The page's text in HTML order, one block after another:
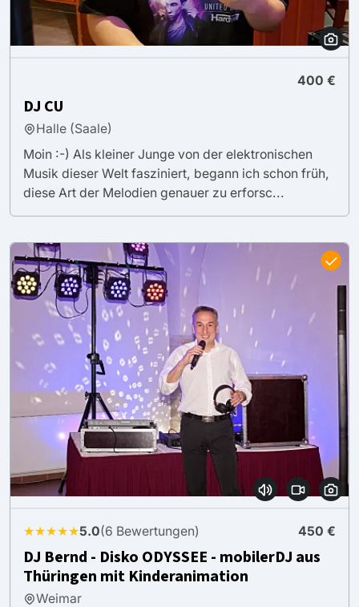
400 €
DJ CU
Halle (Saale)
Moin :-) Als kleiner Junge von der elektronischen
Musik dieser Welt fasziniert, begann ich schon früh,
diese Art der Melodien genauer zu erforsc...
★★★★★5.0(6 Bewertungen) 450 €
DJ Bernd - Disko ODYSSEE - mobilerDJ aus
Thüringen mit Kinderanimation
Weimar